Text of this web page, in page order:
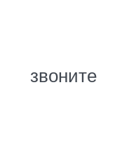
звоните